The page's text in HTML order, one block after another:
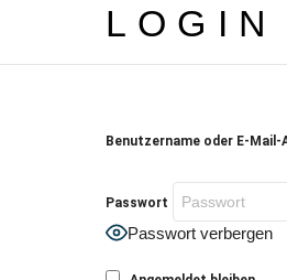
LOGIN
Benutzername oder E-Mail-
Passwort
Passwort verbergen